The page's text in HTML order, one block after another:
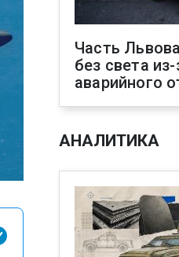
Часть
без света из-
аварийного
АНАЛИТИКА